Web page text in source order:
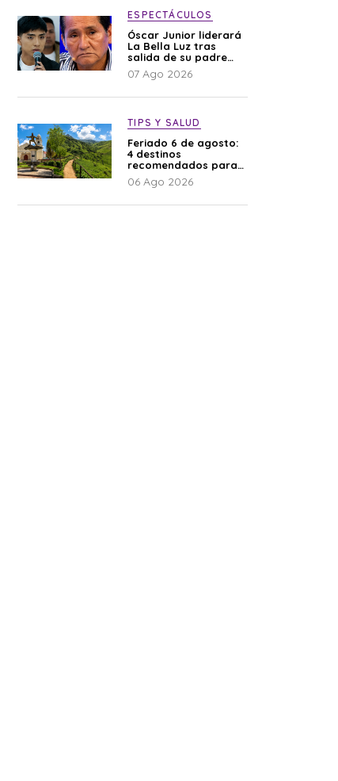
ESPECTÁCULOS
Óscar Junior liderará
La Bella Luz tras
salida de su padre
por polémica con
Naldy Saldaña
07 Ago 2026
TIPS Y SALUD
Feriado 6 de agosto:
4 destinos
recomendados para
disfrutar el descanso
06 Ago 2026